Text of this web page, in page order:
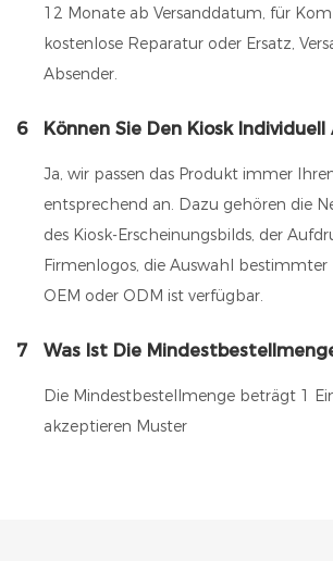
12 Monate ab Versanddatum, für
kostenlose Reparatur oder Ersatz,
Absender.
6 Können Sie Den Kiosk Individuell
Ja, wir passen das Produkt immer
entsprechend an. Dazu gehören die
des Kiosk-Erscheinungsbilds, der
Firmenlogos, die Auswahl bestimmter
OEM oder ODM ist verfügbar.
7 Was Ist Die
Die Mindestbestellmenge beträgt 1
akzeptieren Muster